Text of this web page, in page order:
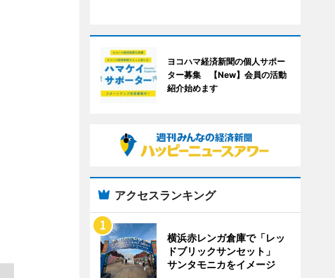
ヨコハマ経済新聞の個人サポー
ター募集 【New】会員の活動
紹介始めます
アクセスランキング
横浜赤レンガ倉庫で「レッ
ドブリックサンセット」
サンタモニカをイメージ